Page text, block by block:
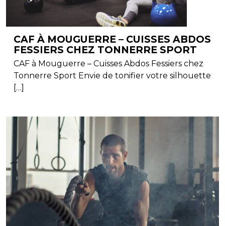
CAF À MOUGUERRE – CUISSES ABDOS
FESSIERS CHEZ TONNERRE SPORT
CAF à Mouguerre – Cuisses Abdos Fessiers chez
Tonnerre Sport Envie de tonifier votre silhouette
[…]